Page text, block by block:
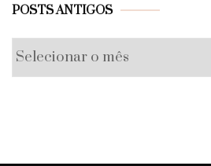
POSTS ANTIGOS
Posts